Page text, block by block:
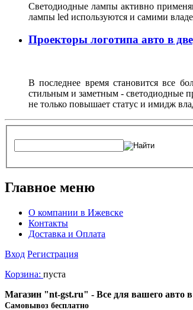
Светодиодные лампы активно
лампы led используются и самими
Проекторы логотипа авто в
В последнее время становится все
стильным и заметным - светодиодные
не только повышает статус и имидж
Главное меню
О компании в Ижевске
Контакты
Доставка и Оплата
Вход Регистрация
Корзина: пуста
Магазин "nt-gst.ru" - Все для вашего авто
Cамовывоз бесплатно